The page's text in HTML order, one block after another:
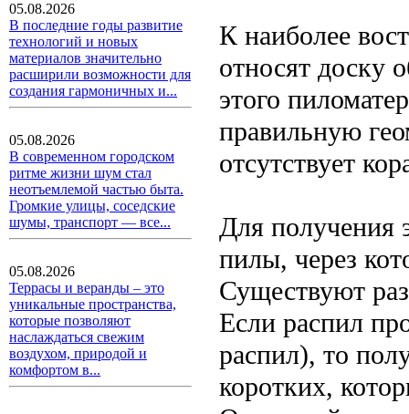
05.08.2026
В последние годы развитие
технологий и новых
материалов значительно
расширили возможности для
создания гармоничных и...
05.08.2026
В современном городском
ритме жизни шум стал
неотъемлемой частью быта.
Громкие улицы, соседские
шумы, транспорт — все...
05.08.2026
Террасы и веранды – это
уникальные пространства,
которые позволяют
наслаждаться свежим
воздухом, природой и
комфортом в...
К наиболее
относят доску
этого
правильную
отсутствует
Для получения
пилы, через
Существуют
Если распил
распил), то
коротких,